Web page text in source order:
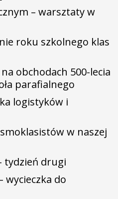
– warsztaty w
roku szkolnego klas
obchodach 500-lecia
parafialnego
logistyków i
w naszej
- tydzień drugi
wycieczka do